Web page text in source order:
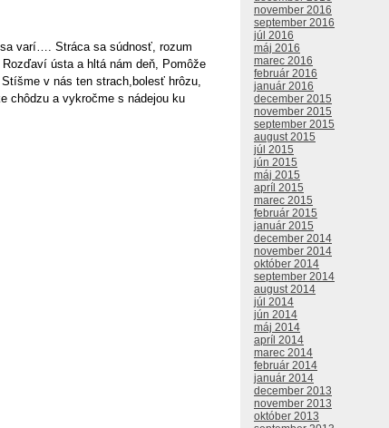
varí…. Stráca sa súdnosť, rozum
ústa a hltá nám deň, Pomôže
v nás ten strach,bolesť hrôzu,
chôdzu a vykročme s nádejou ku
november 2016
september 2016
júl 2016
máj 2016
marec 2016
február 2016
január 2016
december 2015
november 2015
september 2015
august 2015
júl 2015
jún 2015
máj 2015
apríl 2015
marec 2015
február 2015
január 2015
december 2014
november 2014
október 2014
september 2014
august 2014
júl 2014
jún 2014
máj 2014
apríl 2014
marec 2014
február 2014
január 2014
december 2013
november 2013
október 2013